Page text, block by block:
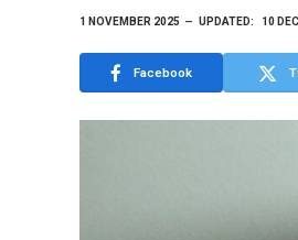
1 NOVEMBER 2025 UPDATED: 10
Facebook